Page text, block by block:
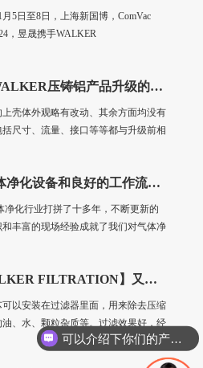
月5日至8日，上海新国博，ComVac
，昱晟携手WALKER
关于WALKER压铸铝产品升级的通知和技术说明
上壳体外观略有改动、其余方面均没有
尺寸、流量、接口等等都与升级前相
SR气体净化设备和良好的工作流程同等重要
净化行业打拼了十多年，不断更新的
和丰富的现场经验成就了我们对气体净
【WALKER FILTRATION】又一批滤芯到货了
可以安装在过滤器里面，用来除去压缩
油、水、颗粒杂质等。过滤效果好，经
滤后的压缩空气质量符合ISO 8573-1的
以达到过滤精度0.01微米，符合大多数
可以介绍下你们的产品么